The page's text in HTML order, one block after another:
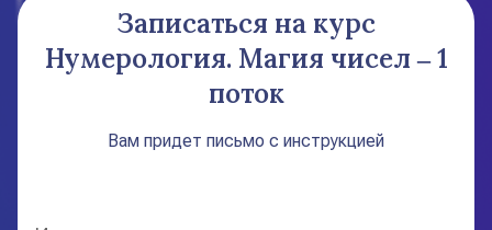
Записаться на курс
Нумерология. Магия чисел ‒ 1
поток
Вам придет письмо с инструкцией